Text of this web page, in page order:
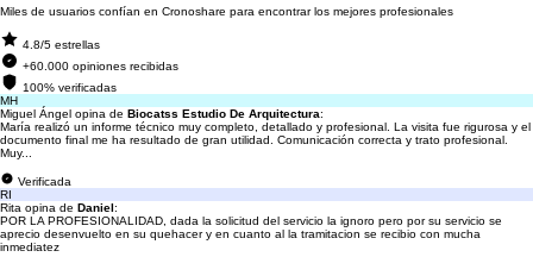
Miles de usuarios confían en Cronoshare para encontrar los mejores profesionales
4.8/5 estrellas
+60.000 opiniones recibidas
100% verificadas
MH
Miguel Ángel opina de Biocatss Estudio De Arquitectura:
María realizó un informe técnico muy completo, detallado y profesional. La visita fue rigurosa y el
documento final me ha resultado de gran utilidad. Comunicación correcta y trato profesional.
Muy...
Verificada
RI
Rita opina de Daniel:
POR LA PROFESIONALIDAD, dada la solicitud del servicio la ignoro pero por su servicio se
aprecio desenvuelto en su quehacer y en cuanto al la tramitacion se recibio con mucha
inmediatez